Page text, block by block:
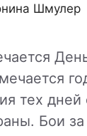
Шмулер
тех дней
Бои